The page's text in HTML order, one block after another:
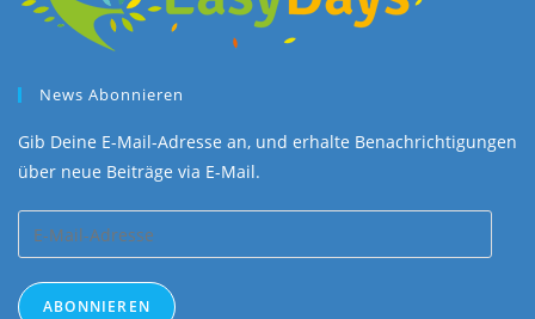
News Abonnieren
Gib Deine E-Mail-Adresse an, und erhalte Benachrichtigungen
über neue Beiträge via E-Mail.
Mail-
Adresse
ABONNIEREN